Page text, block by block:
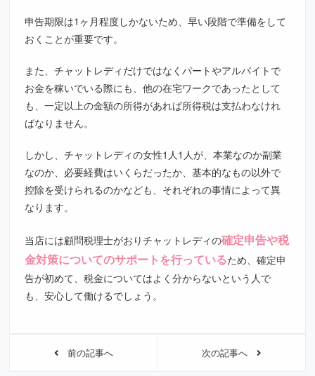
申告期限は1ヶ月程度しかないため、早い段階で準備をして
おくことが重要です。
また、チャットレディだけではなくパートやアルバイトで
お金を稼いでいる際にも、他の在宅ワークであったとして
も、一定以上の金額の所得があれば所得税は支払わなけれ
ばなりません。
しかし、チャットレディの女性1人1人が、本業なのか副業
なのか、必要経費はいくらだったか、基本的なもの以外で
控除を受けられるのかなども、それぞれの事情によって異
なります。
当店には顧問税理士がおりチャットレディの確定申告や税
金対策についてのサポートを行っているため、確定申
告が初めて、税金についてはよく分からないという人で
も、安心して働けるでしょう。
前の記事へ 次の記事へ